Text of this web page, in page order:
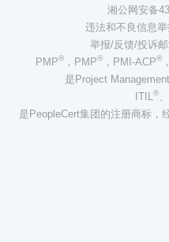
湘公网安备
违法和不良信息
举报/反馈/投诉
PMP®，PMP®，PMI-ACP®
是Project
ITIL®
是PeopleCert集团的注册商标，